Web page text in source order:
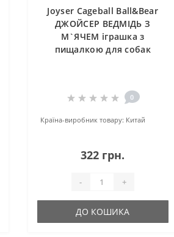
Joyser Cageball Ball&Bear
ДЖОЙСЕР ВЕДМІДЬ З
М`ЯЧЕМ іграшка з
пищалкою для собак
0
Країна-виробник товару: Китай
322 грн.
- +
ДО КОШИКА